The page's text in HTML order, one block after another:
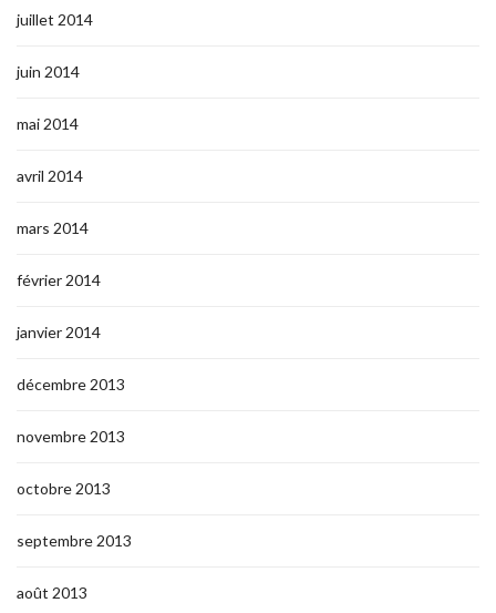
juillet 2014
juin 2014
mai 2014
avril 2014
mars 2014
février 2014
janvier 2014
décembre 2013
novembre 2013
octobre 2013
septembre 2013
août 2013